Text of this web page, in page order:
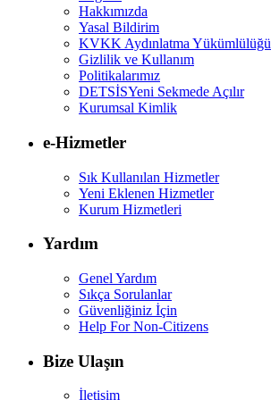
Hakkımızda
Yasal Bildirim
KVKK Aydınlatma Yükümlülüğü
Gizlilik ve Kullanım
Politikalarımız
DETSİSYeni Sekmede Açılır
Kurumsal Kimlik
e-Hizmetler
Sık Kullanılan Hizmetler
Yeni Eklenen Hizmetler
Kurum Hizmetleri
Yardım
Genel Yardım
Sıkça Sorulanlar
Güvenliğiniz İçin
Help For Non-Citizens
Bize Ulaşın
İletişim